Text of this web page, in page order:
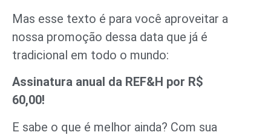
Mas esse texto é para você aproveitar a
nossa promoção dessa data que já é
tradicional em todo o mundo:
Assinatura anual da REF&H por R$
60,00!
E sabe o que é melhor ainda? Com sua